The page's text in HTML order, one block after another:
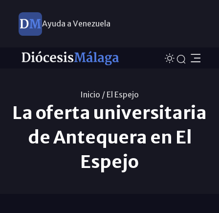
Ayuda a Venezuela
Inicio / El Espejo
La oferta universitaria
de Antequera en El
Espejo